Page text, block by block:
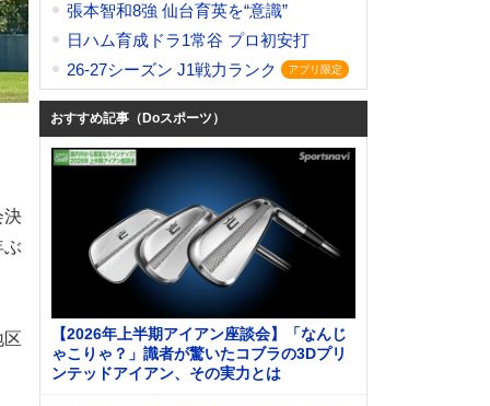
決
ぶ
区
張本智和8強 仙台育英を“意識”
日ハム育成ドラ1常谷 プロ初安打
26-27シーズン J1戦力ランク
おすすめ記事（Doスポーツ）
【2026年上半期アイアン座談会】「なんじ
ゃこりゃ？」識者が驚いたコブラの3Dプリ
ンテッドアイアン、その実力とは